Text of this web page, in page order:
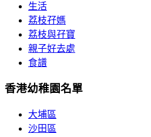
生活
荔枝孖媽
荔枝與孖寶
親子好去處
食譜
香港幼稚園名單
大埔區
沙田區